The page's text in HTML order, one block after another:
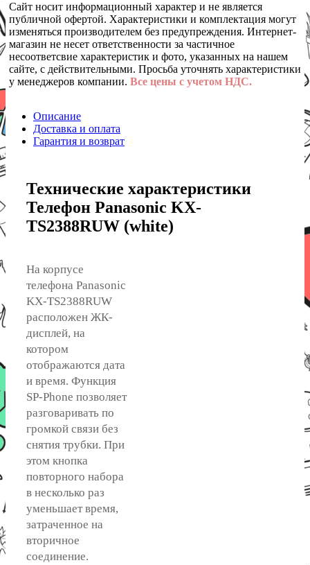
Сайт носит информационный характер и не является
публичной офертой. Характеристики и комплектация могут
изменяться производителем без предупреждения. Интернет-
магазин не несет ответственности за частичное
несоответсвие характеристик и фото, указанных на нашем
сайте, с действительными. Просьба уточнять характеристики
у менеджеров компании. Все цены с учетом НДС.
Описание
Доставка и оплата
Гарантия и возврат
Технические характеристики
Телефон Panasonic KX-
TS2388RUW (white)
На корпусе
телефона Panasonic
KX-TS2388RUW
расположен ЖК-
дисплей, на
котором
отображаются дата
и время. Функция
SP-Phone позволяет
разговаривать по
громкой связи без
снятия трубки. При
этом кнопка
повторного набора
в несколько раз
уменьшает время,
затраченное на
вторичное
соединение.